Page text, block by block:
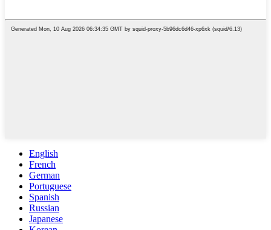
English
French
German
Portuguese
Spanish
Russian
Japanese